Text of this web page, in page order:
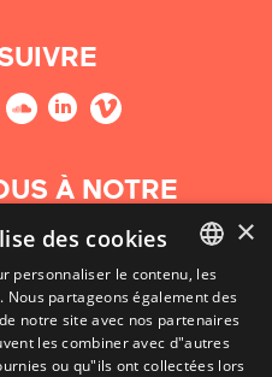
À NOTRE
S'abonner
BASQUE
FRENCH
×
des cookies
personnaliser le contenu, les
partageons également des
notre site avec nos partenaires
les combiner avec d"autres
ou qu"ils ont collectées lors